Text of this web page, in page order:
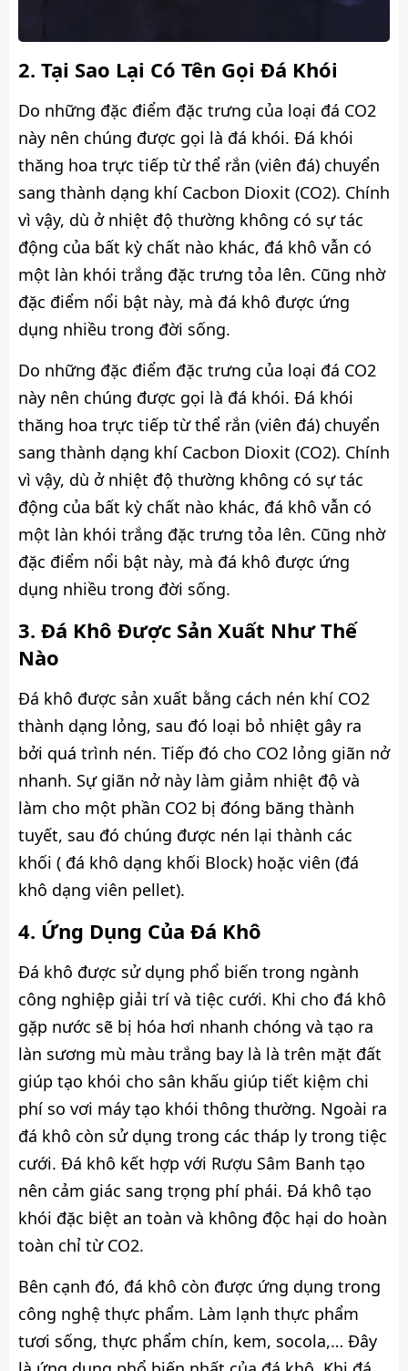
Tại Sao Lại Có Tên Gọi Đá Khói
Do những đặc điểm đặc trưng của loại đá CO2
này nên chúng được gọi là đá khói. Đá khói
thăng hoa trực tiếp từ thể rắn (viên đá) chuyển
sang thành dạng khí Cacbon Dioxit (CO2). Chính
vì vậy, dù ở nhiệt độ thường không có sự tác
động của bất kỳ chất nào khác, đá khô vẫn có
một làn khói trắng đặc trưng tỏa lên. Cũng nhờ
đặc điểm nổi bật này, mà đá khô được ứng
dụng nhiều trong đời sống.
Do những đặc điểm đặc trưng của loại đá CO2
này nên chúng được gọi là đá khói. Đá khói
thăng hoa trực tiếp từ thể rắn (viên đá) chuyển
sang thành dạng khí Cacbon Dioxit (CO2). Chính
vì vậy, dù ở nhiệt độ thường không có sự tác
động của bất kỳ chất nào khác, đá khô vẫn có
một làn khói trắng đặc trưng tỏa lên. Cũng nhờ
đặc điểm nổi bật này, mà đá khô được ứng
dụng nhiều trong đời sống.
Đá Khô Được Sản Xuất Như Thế
Nào
Đá khô được sản xuất bằng cách nén khí CO2
thành dạng lỏng, sau đó loại bỏ nhiệt gây ra
bởi quá trình nén. Tiếp đó cho CO2 lỏng giãn nở
nhanh. Sự giãn nở này làm giảm nhiệt độ và
làm cho một phần CO2 bị đóng băng thành
tuyết, sau đó chúng được nén lại thành các
khối ( đá khô dạng khối Block) hoặc viên (đá
khô dạng viên pellet).
Ứng Dụng Của Đá Khô
Đá khô được sử dụng phổ biến trong ngành
công nghiệp giải trí và tiệc cưới. Khi cho đá khô
gặp nước sẽ bị hóa hơi nhanh chóng và tạo ra
làn sương mù màu trắng bay là là trên mặt đất
giúp tạo khói cho sân khấu giúp tiết kiệm chi
phí so vơi máy tạo khói thông thường. Ngoài ra
đá khô còn sử dụng trong các tháp ly trong tiệc
cưới. Đá khô kết hợp với Rượu Sâm Banh tạo
nên cảm giác sang trọng phí phái. Đá khô tạo
khói đặc biệt an toàn và không độc hại do hoàn
toàn chỉ từ CO2.
Bên cạnh đó, đá khô còn được ứng dụng trong
công nghệ thực phẩm. Làm lạnh thực phẩm
tươi sống, thực phẩm chín, kem, socola,… Đây